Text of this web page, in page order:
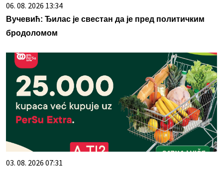
06. 08. 2026 13:34
Вучевић: Ђилас је свестан да је пред политичким
бродоломом
03. 08. 2026 07:31